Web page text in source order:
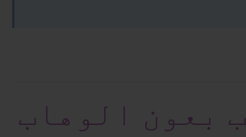
بعون الوهاب